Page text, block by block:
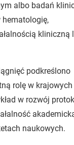
albo badań
hematologię,
kliniczną
podkreślono
rolę w
w rozwój
naukowych.